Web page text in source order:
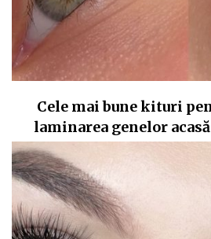
Cele mai bune kituri
laminarea genelor